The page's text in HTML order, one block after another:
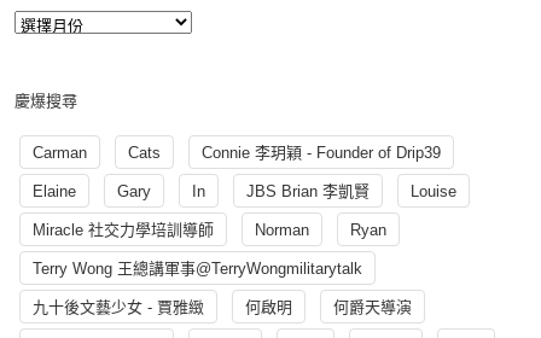
慶爆搜尋
Carman Cats Connie 李玥穎 - Founder of Drip39
Elaine Gary In JBS Brian 李凱賢 Louise
Miracle 社交力學培訓導師 Norman Ryan
Terry Wong 王總講軍事@TerryWongmilitarytalk
九十後文藝少女 - 賈雅緻 何啟明 何爵天導演